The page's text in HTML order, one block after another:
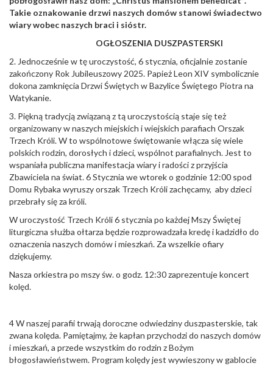
Takie oznakowanie drzwi naszych domów stanowi świadectwo
wiary wobec naszych braci i sióstr.
OGŁOSZENIA DUSZPASTERSKI
2. Jednocześnie w tę uroczystość, 6 stycznia, oficjalnie zostanie
zakończony Rok Jubileuszowy 2025. Papież Leon XIV symbolicznie
dokona zamknięcia Drzwi Świętych w Bazylice Świętego Piotra na
Watykanie.
3. Piękną tradycją związaną z tą uroczystością staje się też
organizowany w naszych miejskich i wiejskich parafiach Orszak
Trzech Króli. W to wspólnotowe świętowanie włącza się wiele
polskich rodzin, dorosłych i dzieci, wspólnot parafialnych. Jest to
wspaniała publiczna manifestacja wiary i radości z przyjścia
Zbawiciela na świat. 6 Stycznia we wtorek o godzinie 12:00 spod
Domu Rybaka wyruszy orszak Trzech Króli zachęcamy, aby dzieci
przebrały się za króli.
W uroczystość Trzech Króli 6 stycznia po każdej Mszy Świętej
liturgiczna służba ołtarza będzie rozprowadzała kredę i kadzidło do
oznaczenia naszych domów i mieszkań. Za wszelkie ofiary
dziękujemy.
Nasza orkiestra po mszy św. o godz. 12:30 zaprezentuje koncert
kolęd.
4 W naszej parafii trwają doroczne odwiedziny duszpasterskie, tak
zwana kolęda. Pamiętajmy, że kapłan przychodzi do naszych domów
i mieszkań, a przede wszystkim do rodzin z Bożym
błogosławieństwem. Program kolędy jest wywieszony w gablocie